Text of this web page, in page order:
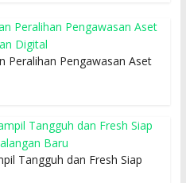
Peralihan Pengawasan Aset
Tangguh dan Fresh Siap